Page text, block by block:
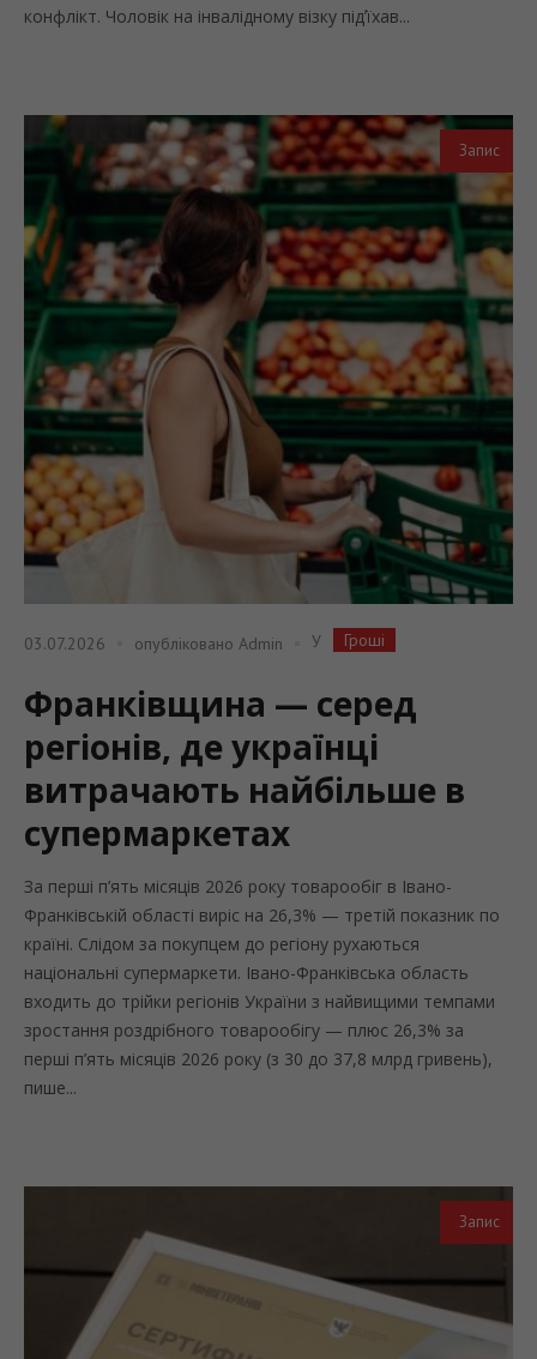
конфлікт. Чоловік на інвалідному візку підʼїхав...
Запис
03.07.2026 опубліковано Admin У Гроші
Франківщина — серед
регіонів, де українці
витрачають найбільше в
супермаркетах
За перші п’ять місяців 2026 року товарообіг в Івано-
Франківській області виріс на 26,3% — третій показник по
країні. Слідом за покупцем до регіону рухаються
національні супермаркети. Івано-Франківська область
входить до трійки регіонів України з найвищими темпами
зростання роздрібного товарообігу — плюс 26,3% за
перші п’ять місяців 2026 року (з 30 до 37,8 млрд гривень),
пише...
Запис